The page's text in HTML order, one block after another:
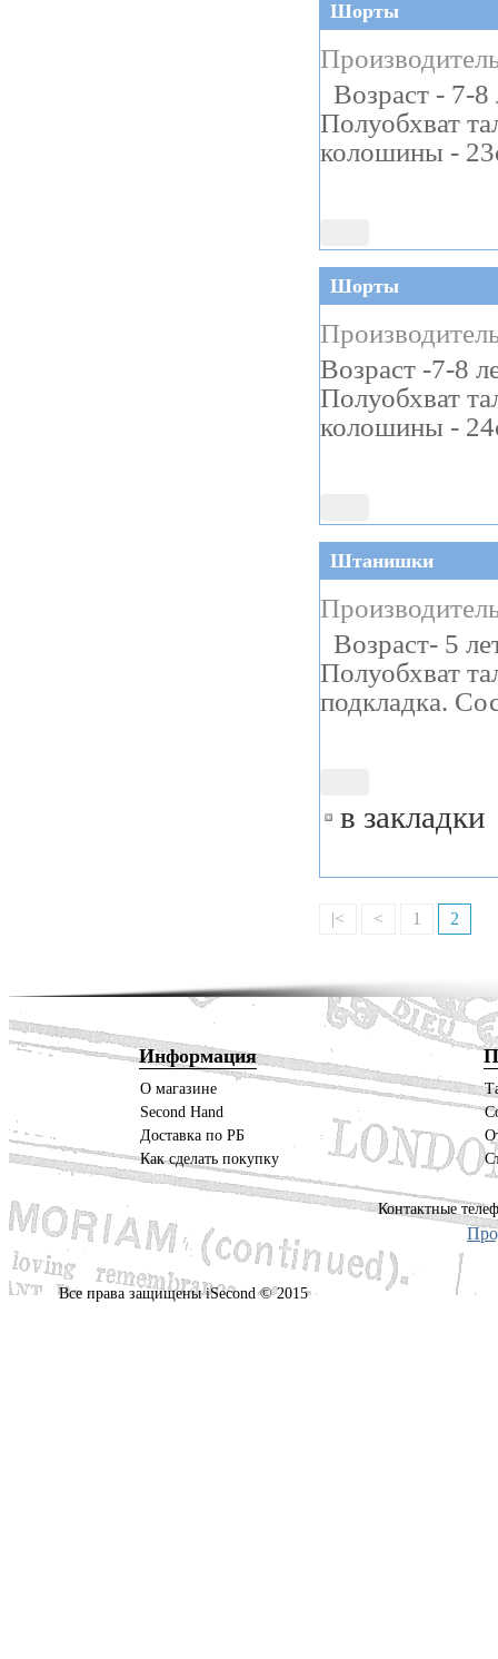
Шорты
Возраст - 7-
Полуобхват
колошины -
Шорты
Возраст -7-8
Полуобхват
колошины -
Штанишки
Возраст- 5
Полуобхват
подкладка.
в закладки
|< < 1 2
Информация
О магазине
Second Hand
Доставка по РБ
Как сделать покупку
Контактные
Все права защищены iSecond © 2015